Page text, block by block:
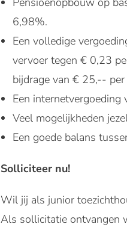
6,98%.
Een volledige
vervoer tegen € 0,23
bijdrage van € 25,-- per
Een
Veel mogelijkheden
Een goede balans
Solliciteer nu!
Wil jij als junior
Als sollicitatie ontvangen